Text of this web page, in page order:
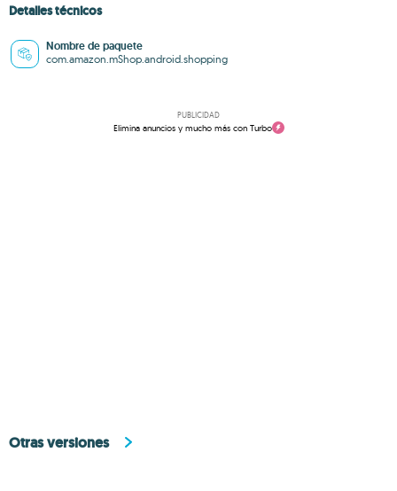
Detalles técnicos
Nombre de paquete
com.amazon.mShop.android.shopping
PUBLICIDAD
Elimina anuncios y mucho más con Turbo
Otras versiones